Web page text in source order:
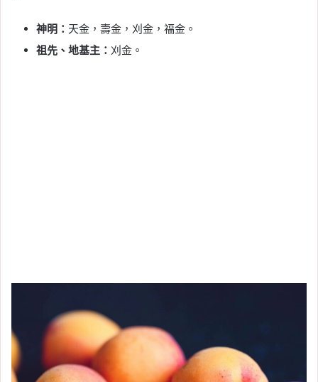
神明： 天金，壽金，刈金，福金。
祖先、地基主： 刈金。